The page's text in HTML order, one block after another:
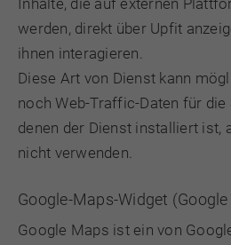
Inhalte, die auf externen
werden, direkt über Upfit
ihnen interagieren.
Diese Art von Dienst kann
noch Web-Traffic-Daten für die
denen der Dienst installiert ist,
nicht verwenden.
Google-Maps-Widget
Google Maps ist ein von